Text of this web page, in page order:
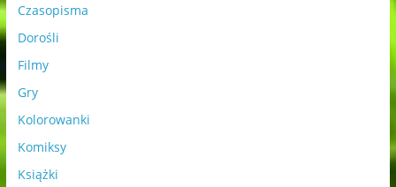
Czasopisma
Dorośli
Filmy
Gry
Kolorowanki
Komiksy
Książki